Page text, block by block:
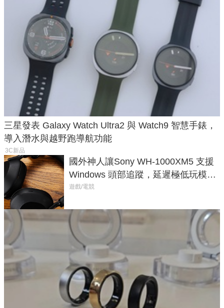
三星發表 Galaxy Watch Ultra2 與 Watch9 智慧手錶，
導入潛水與越野跑導航功能
3C新品
國外神人讓Sony WH-1000XM5 支援
Windows 頭部追蹤，延遲極低玩模擬
飛行超有感
遊戲/電競